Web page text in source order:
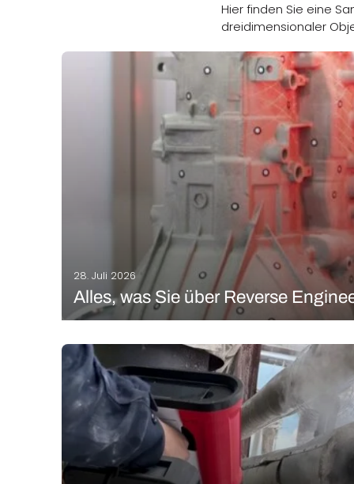
Hier finden Sie eine
dreidimensionaler
28. Juli 2026
Alles, was Sie über Reverse
entworfen und gebaut wurde. Diese Methode ist
Produkts zu untersuchen, um es zu…
MEHR LESEN